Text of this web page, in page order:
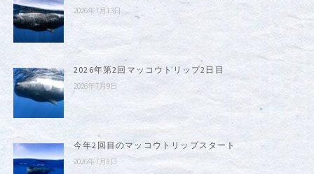
2026年7月13日
2026年第2回マッコウトリップ2日目
2026年7月9日
今年2回目のマッコウトリップスタート
2026年7月8日